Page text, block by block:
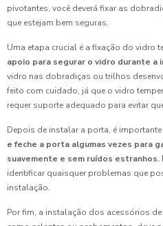
pivotantes, você deverá fixar as
que estejam bem seguras.
Uma etapa crucial é a fixação do vidro
apoio para segurar o vidro durante a
vidro nas dobradiças ou trilhos
feito com cuidado, já que o vidro
requer suporte adequado para evitar
Depois de instalar a porta, é
e feche a porta algumas vezes para
suavemente e sem ruídos estranhos.
identificar quaisquer problemas que
instalação.
Por fim, a instalação dos acessórios